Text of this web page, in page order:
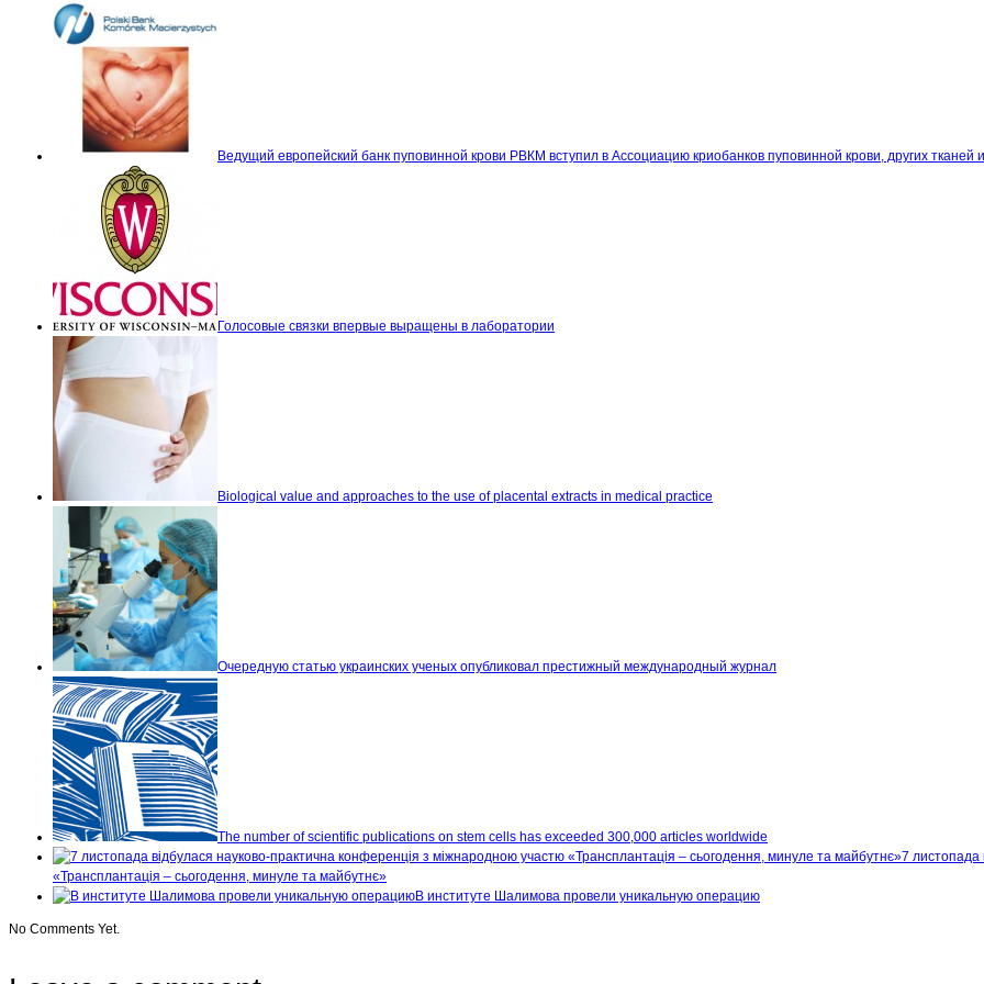
Ведущий европейский банк пуповинной крови РВКМ вступил в Ассоциацию криобанков пуповинной крови, других тканей
Голосовые связки впервые выращены в лаборатории
Biological value and approaches to the use of placental extracts in medical practice
Очередную статью украинских ученых опубликовал престижный международный журнал
The number of scientific publications on stem cells has exceeded 300,000 articles worldwide
7 листопада
«Трансплантація – сьогодення, минуле та майбутнє»
В институте Шалимова провели уникальную операцию
No Comments Yet.